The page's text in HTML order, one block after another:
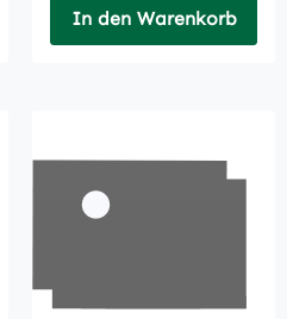
In den Warenkorb